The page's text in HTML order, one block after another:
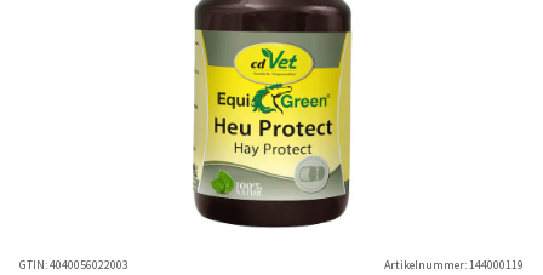
GTIN:4040056022003 Artikelnummer:144000119